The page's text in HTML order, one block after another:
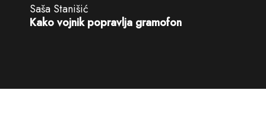
Saša Stanišić
Kako vojnik popravlja gramofon